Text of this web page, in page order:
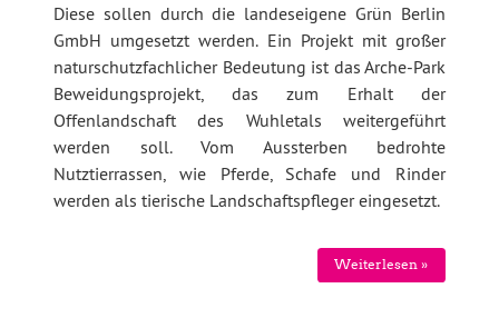
Diese sollen durch die landeseigene Grün Berlin
GmbH umgesetzt werden. Ein Projekt mit großer
naturschutzfachlicher Bedeutung ist das Arche-Park
Beweidungsprojekt, das zum Erhalt der
Offenlandschaft des Wuhletals weitergeführt
werden soll. Vom Aussterben bedrohte
Nutztierrassen, wie Pferde, Schafe und Rinder
werden als tierische Landschaftspfleger eingesetzt.
Weiterlesen »